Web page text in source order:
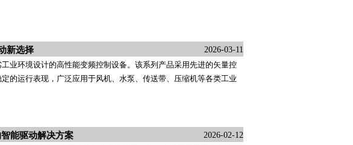
新选择
2026-03-11
业环境设计的高性能变频控制设备。该系列产品采用先进的矢量控
的运行表现，广泛应用于风机、水泵、传送带、压缩机等各类工业
能驱动解决方案
2026-02-12